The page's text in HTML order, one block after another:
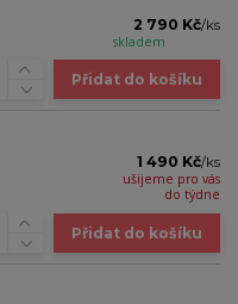
2 790 Kč/ks
skladem
Přidat do košíku
1 490 Kč/ks
ušijeme pro vás
do týdne
Přidat do košíku